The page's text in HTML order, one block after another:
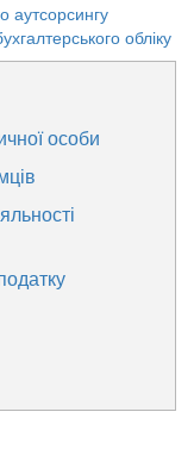
аутсорсингу
обліку
особи